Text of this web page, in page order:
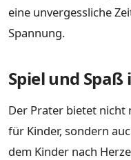
eine unvergessliche
Spannung.
Spiel und
Der Prater bietet nicht
für Kinder, sondern
dem Kinder nach